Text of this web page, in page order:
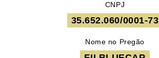
CNPJ
35.652.060/0001-73
Nome no Pregão